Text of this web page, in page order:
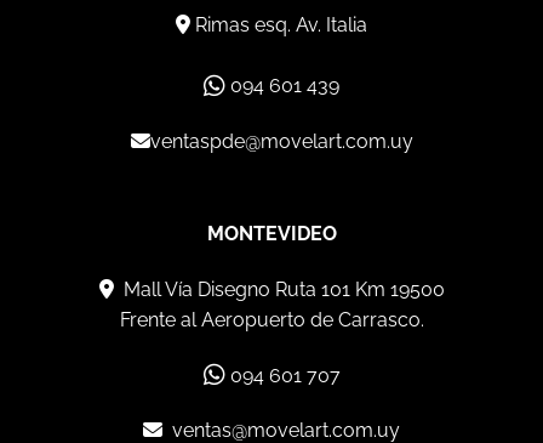
Rimas esq. Av. Italia
094 601 439
ventaspde@movelart.com.uy
MONTEVIDEO
Mall Vía Disegno Ruta 101 Km 19500
Frente al Aeropuerto de Carrasco.
094 601 707
ventas@movelart.com.uy